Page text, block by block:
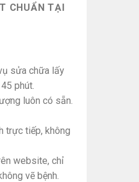
CHUẨN TẠI
sửa chữa lấy
phút.
luôn có sẵn.
trực tiếp, không
website, chỉ
vẽ bệnh.